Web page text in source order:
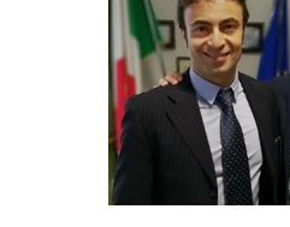
LACONAIR.IT
LACITYMAG.IT
ILREGGINO.IT